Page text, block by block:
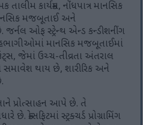
તાલીમ કાર્યક્રમ, નોંધપાત્ર માનસિક
મજબૂતાઈ અને
જર્નલ ઓફ સ્ટ્રેન્થ એન્ડ કન્ડીશનીંગ
માનસિક મજબૂતાઈમાં
જેમાં ઉચ્ચ-તીવ્રતા અંતરાલ
થાય છે, શારીરિક અને
પ્રોત્સાહન આપે છે. તે
છે. ક્રોસફિટમાં સ્ટ્રક્ચર્ડ પ્રોગ્રામિંગ